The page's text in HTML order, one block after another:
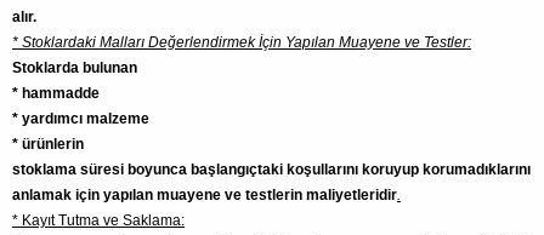
alır.
* Stoklardaki Malları Değerlendirmek İçin Yapılan Muayene ve Testler:
Stoklarda bulunan
* hammadde
* yardımcı malzeme
* ürünlerin
stoklama süresi boyunca başlangıçtaki koşullarını koruyup korumadıklarını
anlamak için yapılan muayene ve testlerin maliyetleridir
* Kayıt Tutma ve Saklama: